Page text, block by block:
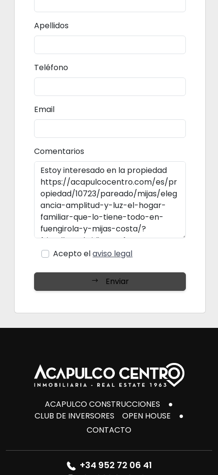
Apellidos
Teléfono
Email
Comentarios
Acepto elaviso legal
Enviar
ACAPULCO CONSTRUCCIONES
CLUB DE INVERSORES
OPEN HOUSE
CONTACTO
+34 952 72 06 41